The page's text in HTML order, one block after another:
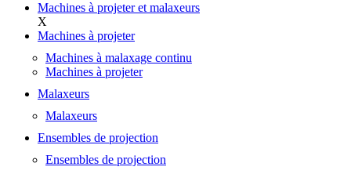
Machines à projeter et malaxeurs
X
Machines à projeter
Machines à malaxage continu
Machines à projeter
Malaxeurs
Malaxeurs
Ensembles de projection
Ensembles de projection